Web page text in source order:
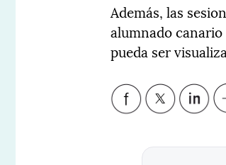
Además, las
alumnado
pueda ser